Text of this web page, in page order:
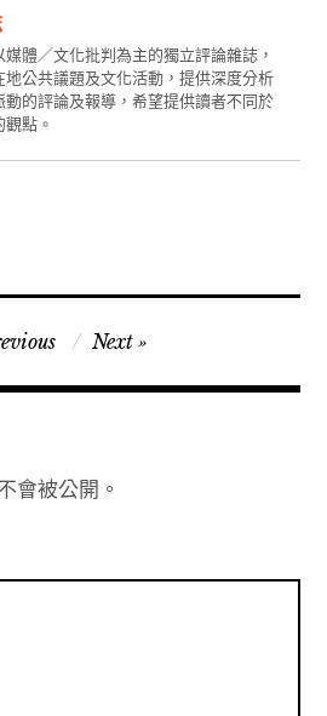
媒體／文化批判為主的獨立評論雜誌，
地公共議題及文化活動，提供深度分析
動的評論及報導，希望提供讀者不同於
觀點。
Next
會被公開。